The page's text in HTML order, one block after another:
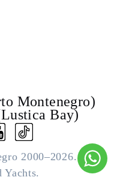
2000–2026.
Yachts.
Montenegro)
Bay)